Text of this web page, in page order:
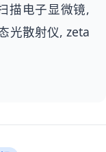
描电子显微镜,
光散射仪, zeta